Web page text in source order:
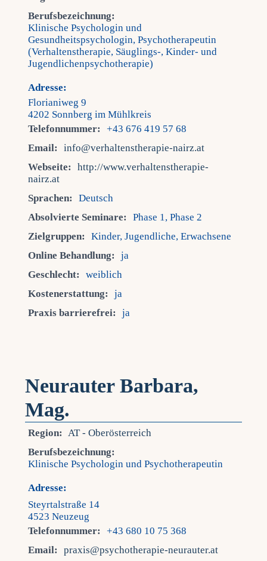
Berufsbezeichnung:
Klinische Psychologin und
Gesundheitspsychologin, Psychotherapeutin
(Verhaltenstherapie, Säuglings-, Kinder- und
Jugendlichenpsychotherapie)
Adresse:
Florianiweg 9
4202 Sonnberg im Mühlkreis
Telefonnummer:
+43 676 419 57 68
Email:
info@verhaltenstherapie-nairz.at
Webseite:
http://www.verhaltenstherapie-
nairz.at
Sprachen:
Deutsch
Absolvierte Seminare:
Phase 1, Phase 2
Zielgruppen:
Kinder, Jugendliche, Erwachsene
Online Behandlung:
ja
Geschlecht:
weiblich
Kostenerstattung:
ja
Praxis barrierefrei:
ja
Neurauter Barbara,
Mag.
Region: AT - Oberösterreich
Berufsbezeichnung:
Klinische Psychologin und Psychotherapeutin
Adresse:
Steyrtalstraße 14
4523 Neuzeug
Telefonnummer:
+43 680 10 75 368
Email:
praxis@psychotherapie-neurauter.at